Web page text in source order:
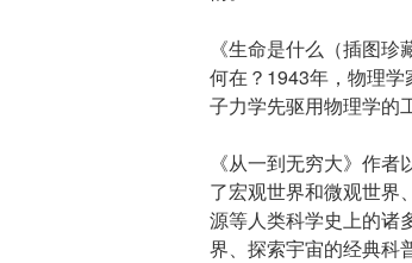
《生命是什么（插图
何在？1943年，物理
子力学先驱用物理学的
《从一到无穷大》作
了宏观世界和微观世界
源等人类科学史上的诸
界、探索宇宙的经典科